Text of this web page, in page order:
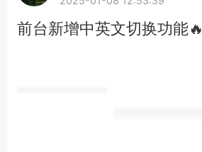
前台新增中英文切换功能🔥